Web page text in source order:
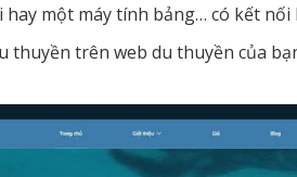
một máy tính bảng… có kết
trên web du thuyền của